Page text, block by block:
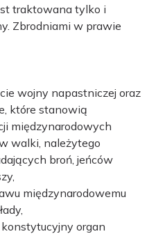
traktowana tylko i
Zbrodniami w prawie
wojny napastniczej oraz
które stanowią
międzynarodowych
walki, należytego
broń, jeńców
międzynarodowemu
organ